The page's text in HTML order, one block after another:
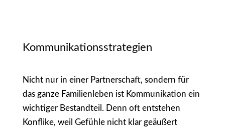
Kommunikationsstrategien
Nicht nur in einer Partnerschaft, sondern für
das ganze Familienleben ist Kommunikation ein
wichtiger Bestandteil. Denn oft entstehen
Konflike, weil Gefühle nicht klar geäußert